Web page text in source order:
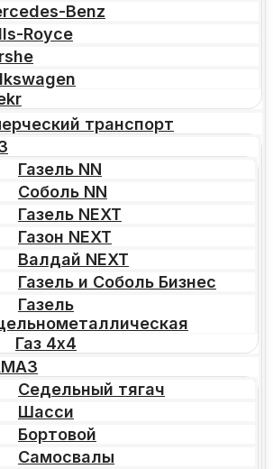
Benz
Royce
транспорт
Газель NN
Соболь NN
Газель NEXT
Газон NEXT
Валдай NEXT
Газель и Соболь Бизнес
Газель
Газ 4х4
Седельный тягач
Шасси
Бортовой
Самосвалы